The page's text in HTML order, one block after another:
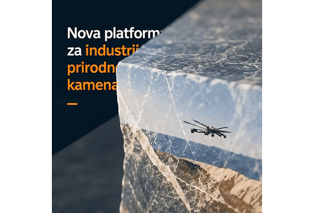
EVOKS Maintenance Management